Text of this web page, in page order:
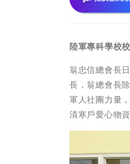
陸軍專科學校
翁忠信總會長
長，翁總會長
軍人社團力量
清寒戶愛心物